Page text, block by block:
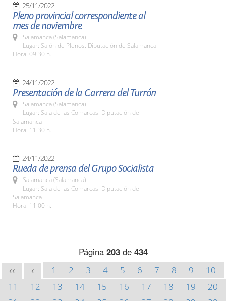
25/11/2022
Pleno provincial correspondiente al
mes de noviembre
Salamanca (Salamanca)
Lugar: Salón de Plenos. Diputación de Salamanca
Hora: 09:30 h.
24/11/2022
Presentación de la Carrera del Turrón
Salamanca (Salamanca)
Lugar: Sala de las Comarcas. Diputación de
Salamanca
Hora: 11:30 h.
24/11/2022
Rueda de prensa del Grupo Socialista
Salamanca (Salamanca)
Lugar: Sala de las Comarcas. Diputación de
Salamanca
Hora: 11:00 h.
Página 203de 434
<< < 1 2 3 4 5 6 7 8 9
10
11
12 13 14 15 16 17 18 19
20